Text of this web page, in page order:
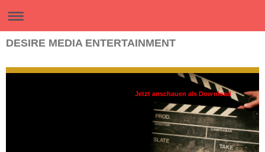
DESIRE MEDIA ENTERTAINMENT
Jetzt anschauen als Download